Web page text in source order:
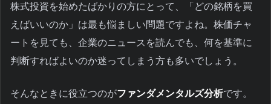
株式投資を始めたばかりの方にとって、「どの銘柄を買
えばいいのか」は最も悩ましい問題ですよね。株価チャ
ートを見ても、企業のニュースを読んでも、何を基準に
判断すればよいのか迷ってしまう方も多いでしょう。
そんなときに役立つのがファンダメンタルズ分析です。